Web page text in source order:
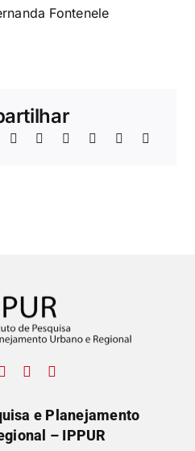
Fontenele
e Planejamento
– IPPUR